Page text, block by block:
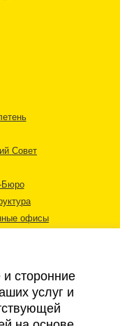
Совет
Бюро
офисы
сторонние
услуг и